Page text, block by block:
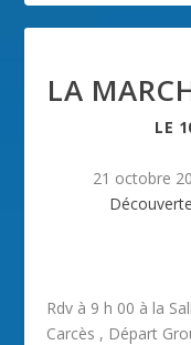
LA
LE
21 octobre
Découverte
Rdv à 9 h 00 à la
Carcès , Départ